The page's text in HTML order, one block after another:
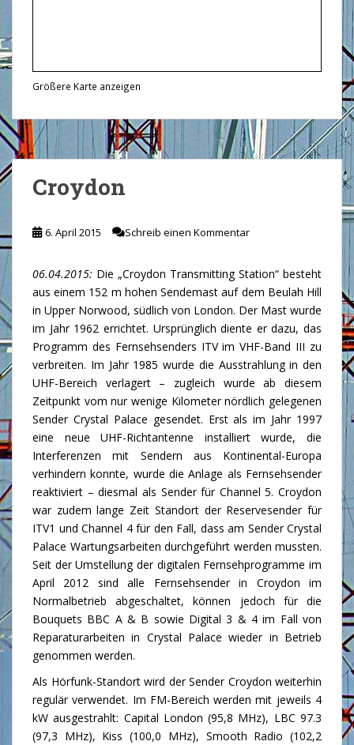
Größere Karte anzeigen
Croydon
6. April 2015 Schreib einen Kommentar
06.04.2015: Die „Croydon Transmitting Station“ besteht
aus einem 152 m hohen Sendemast auf dem Beulah Hill
in Upper Norwood, südlich von London. Der Mast wurde
im Jahr 1962 errichtet. Ursprünglich diente er dazu, das
Programm des Fernsehsenders ITV im VHF-Band III zu
verbreiten. Im Jahr 1985 wurde die Ausstrahlung in den
UHF-Bereich verlagert – zugleich wurde ab diesem
Zeitpunkt vom nur wenige Kilometer nördlich gelegenen
Sender Crystal Palace gesendet. Erst als im Jahr 1997
eine neue UHF-Richtantenne installiert wurde, die
Interferenzen mit Sendern aus Kontinental-Europa
verhindern konnte, wurde die Anlage als Fernsehsender
reaktiviert – diesmal als Sender für Channel 5. Croydon
war zudem lange Zeit Standort der Reservesender für
ITV1 und Channel 4 für den Fall, dass am Sender Crystal
Palace Wartungsarbeiten durchgeführt werden mussten.
Seit der Umstellung der digitalen Fernsehprogramme im
April 2012 sind alle Fernsehsender in Croydon im
Normalbetrieb abgeschaltet, können jedoch für die
Bouquets BBC A & B sowie Digital 3 & 4 im Fall von
Reparaturarbeiten in Crystal Palace wieder in Betrieb
genommen werden.
Als Hörfunk-Standort wird der Sender Croydon weiterhin
regulär verwendet. Im FM-Bereich werden mit jeweils 4
kW ausgestrahlt: Capital London (95,8 MHz), LBC 97.3
(97,3 MHz), Kiss (100,0 MHz), Smooth Radio (102,2